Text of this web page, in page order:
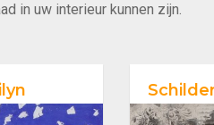
in uw interieur kunnen zijn.